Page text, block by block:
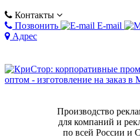
Контакты
Позвонить
E-mail
Адрес
Производство
для компаний и
по всей России и